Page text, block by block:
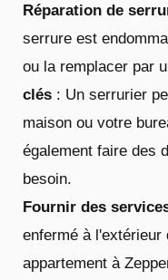
Réparation de
serrure est
ou la remplacer par
clés : Un serrurier
maison ou votre
également faire des
besoin.
Fournir des
enfermé à l'extérieur
appartement à